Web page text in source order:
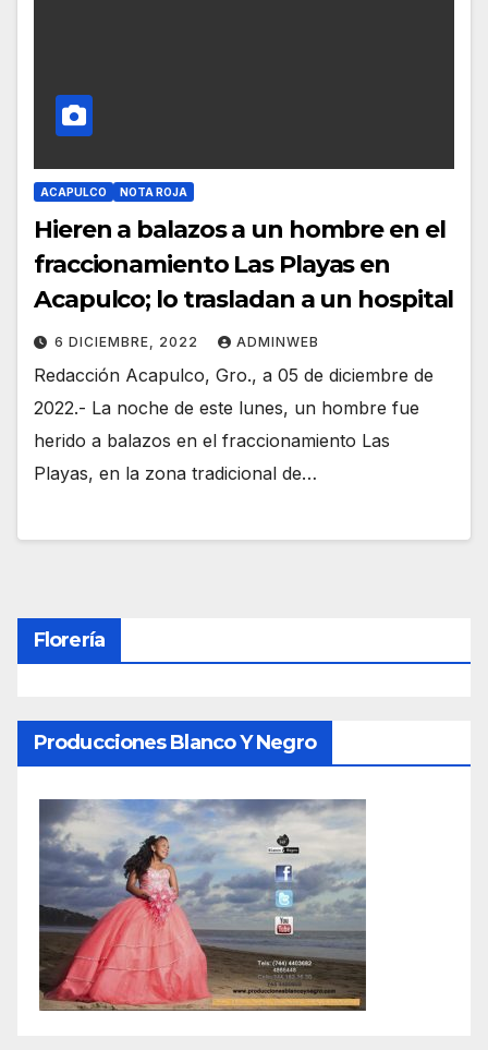
ACAPULCO NOTA ROJA
Hieren a balazos a un hombre en el
fraccionamiento Las Playas en
Acapulco; lo trasladan a un hospital
6 DICIEMBRE, 2022 ADMINWEB
Redacción Acapulco, Gro., a 05 de diciembre de
2022.- La noche de este lunes, un hombre fue
herido a balazos en el fraccionamiento Las
Playas, en la zona tradicional de…
Florería
Producciones Blanco Y Negro